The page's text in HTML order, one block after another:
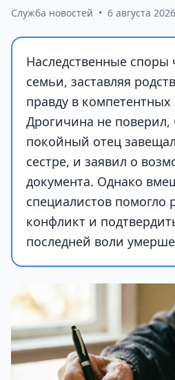
Служба новостей • 6 августа
Наследственные споры
семьи, заставляя
правду в
Дрогичина не поверил,
покойный отец
сестре, и заявил о
документа. Однако
специалистов помогло
конфликт и
последней воли